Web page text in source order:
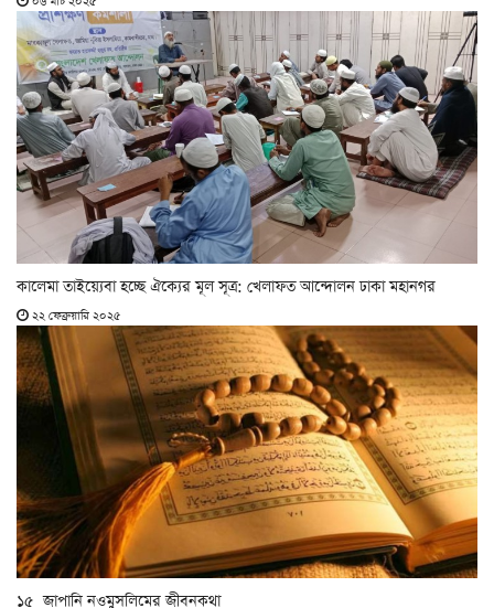
কালেমা তাইয়্যেবা হচ্ছে ঐক্যের মূল সূত্র: খেলাফত আন্দোলন ঢাকা মহানগর
২২ ফেব্রুয়ারি ২০২৫
১৫ জাপানি নওমুসলিমের জীবনকথা